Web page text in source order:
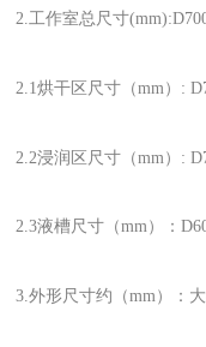
2.工作室总尺寸
2.1烘干区尺寸（mm）:
2.2浸润区尺寸（mm）:
2.3液槽尺寸（mm）：
3.外形尺寸约（mm）：